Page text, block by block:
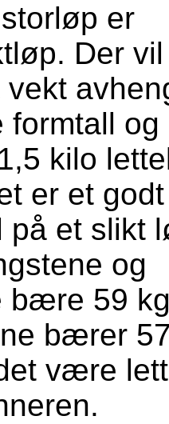
er
Der
formtall og
kilo
er et godt
på et slikt
og
bære 59
bærer
være